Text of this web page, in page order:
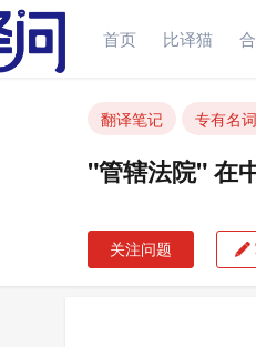
首页 比译猫
"管辖法院" 在中译英时
翻译笔记 专有名词
"管辖法院" 在
关注问题 